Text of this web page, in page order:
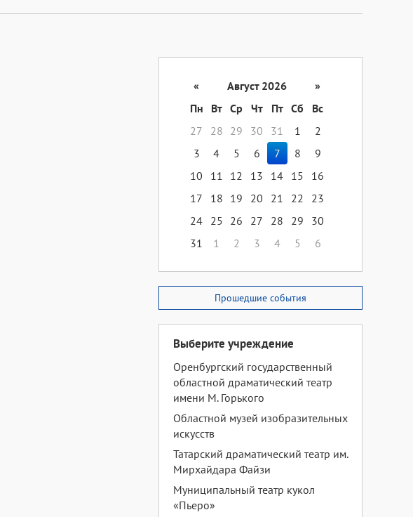
« Август 2026
»
Пн
Вт Ср Чт Пт Сб
Вс
27
28 29 30 31 1
2
3
4 5 6 7 8
9
10
11 12 13 14 15
16
17
18 19 20 21 22
23
24 25 26 27 28 29
30
31
1 2 3 4 5 6
Прошедшие события
Выберите учреждение
Оренбургский государственный
областной драматический театр
имени М. Горького
Областной музей изобразительных
искусств
Татарский драматический театр им.
Мирхайдара Файзи
Муниципальный театр кукол
«Пьеро»